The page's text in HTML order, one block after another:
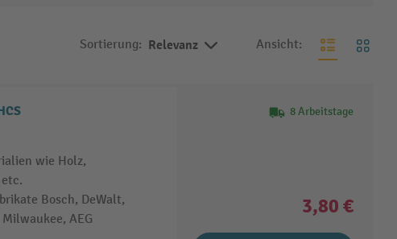
Sortierung: Relevanz Ansicht:
wie Holz,
Bosch, DeWalt,
AEG
8 Arbeitstage
3,80 €